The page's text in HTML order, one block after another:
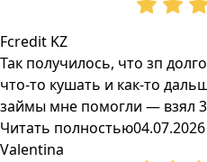
Fcredit KZ
Так получилось, что зп
что-то кушать и как-то
займы мне помогли — взял
Читать полностью04.07.2026
Valentina